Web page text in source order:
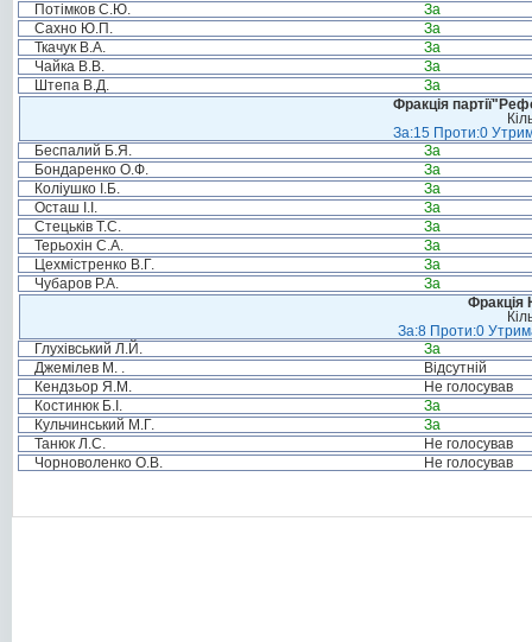
Потімков С.Ю.
За
Сахно Ю.П.
За
Ткачук В.А.
За
Чайка В.В.
За
Штепа В.Д.
За
Фракція
За:15 Проти:0
Беспалий Б.Я.
За
Бондаренко О.Ф.
За
Коліушко І.Б.
За
Осташ І.І.
За
Стецьків Т.С.
За
Терьохін С.А.
За
Цехмістренко В.Г.
За
Чубаров Р.А.
За
Фракція
За:8 Проти:0
Глухівський Л.Й.
За
Джемілев М. .
Відсутній
Кендзьор Я.М.
Не голосував
Костинюк Б.І.
За
Кульчинський М.Г.
За
Танюк Л.С.
Не голосував
Чорноволенко О.В.
Не голосував